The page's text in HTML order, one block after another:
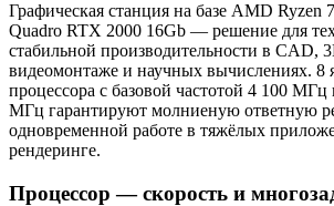
Графическая станция на базе AMD
Quadro RTX 2000 16Gb — решение для
стабильной производительности в CAD,
видеомонтаже и научных вычислениях. 8
процессора с базовой частотой 4 100 МГц
МГц гарантируют молниеную ответную
одновременной работе в тяжёлых
рендеринге.
Процессор — скорость и